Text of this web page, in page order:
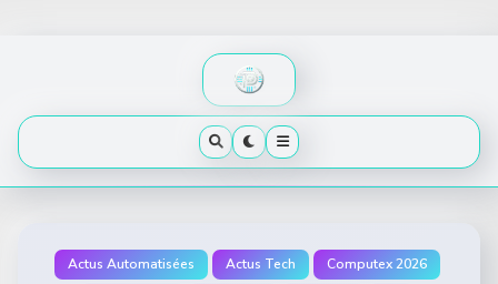
Actus Automatisées Actus Tech
Computex 2026